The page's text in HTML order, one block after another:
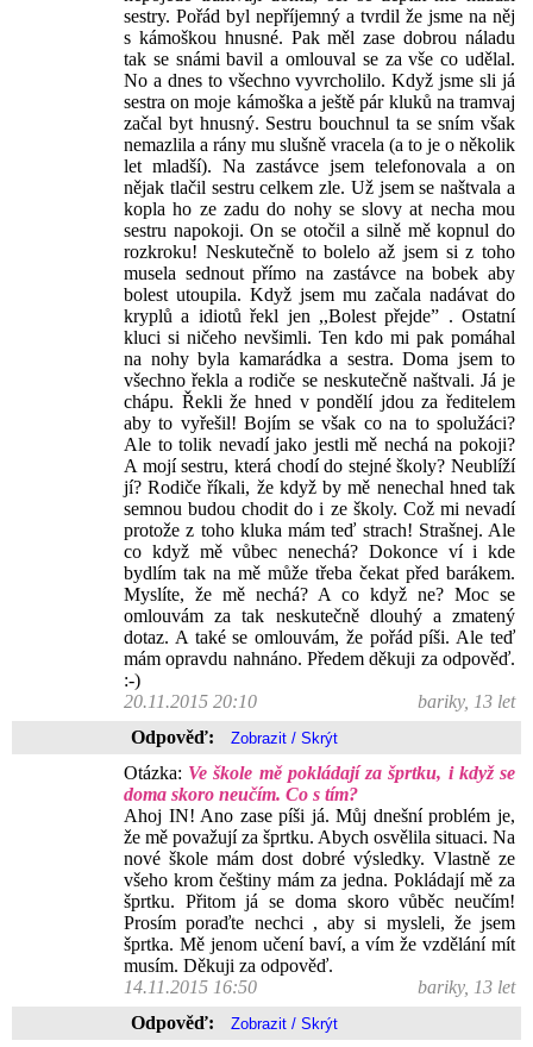
sestry. Pořád byl nepříjemný a tvrdil že jsme na něj
s kámoškou hnusné. Pak měl zase dobrou náladu
tak se snámi bavil a omlouval se za vše co udělal.
No a dnes to všechno vyvrcholilo. Když jsme sli já
sestra on moje kámoška a ještě pár kluků na tramvaj
začal byt hnusný. Sestru bouchnul ta se sním však
nemazlila a rány mu slušně vracela (a to je o několik
let mladší). Na zastávce jsem telefonovala a on
nějak tlačil sestru celkem zle. Už jsem se naštvala a
kopla ho ze zadu do nohy se slovy at necha mou
sestru napokoji. On se otočil a silně mě kopnul do
rozkroku! Neskutečně to bolelo až jsem si z toho
musela sednout přímo na zastávce na bobek aby
bolest utoupila. Když jsem mu začala nadávat do
kryplů a idiotů řekl jen ,,Bolest přejde” . Ostatní
kluci si ničeho nevšimli. Ten kdo mi pak pomáhal
na nohy byla kamarádka a sestra. Doma jsem to
všechno řekla a rodiče se neskutečně naštvali. Já je
chápu. Řekli že hned v pondělí jdou za ředitelem
aby to vyřešil! Bojím se však co na to spolužáci?
Ale to tolik nevadí jako jestli mě nechá na pokoji?
A mojí sestru, která chodí do stejné školy? Neublíží
jí? Rodiče říkali, že když by mě nenechal hned tak
semnou budou chodit do i ze školy. Což mi nevadí
protože z toho kluka mám teď strach! Strašnej. Ale
co když mě vůbec nenechá? Dokonce ví i kde
bydlím tak na mě může třeba čekat před barákem.
Myslíte, že mě nechá? A co když ne? Moc se
omlouvám za tak neskutečně dlouhý a zmatený
dotaz. A také se omlouvám, že pořád píši. Ale teď
mám opravdu nahnáno. Předem děkuji za odpověď.
:-)
20.11.2015 20:10
bariky, 13 let
Odpověď:
Otázka: Ve škole mě pokládají za šprtku, i když se
doma skoro neučím. Co s tím?
Ahoj IN! Ano zase píši já. Můj dnešní problém je,
že mě považují za šprtku. Abych osvělila situaci. Na
nové škole mám dost dobré výsledky. Vlastně ze
všeho krom češtiny mám za jedna. Pokládají mě za
šprtku. Přitom já se doma skoro vůběc neučím!
Prosím poraďte nechci , aby si mysleli, že jsem
šprtka. Mě jenom učení baví, a vím že vzdělání mít
musím. Děkuji za odpověď.
14.11.2015 16:50
bariky, 13 let
Odpověď: